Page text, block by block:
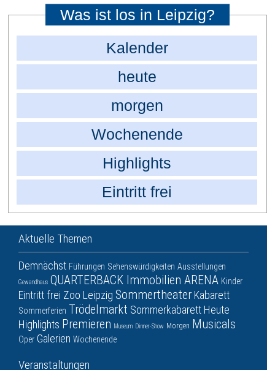
Was ist los in Leipzig?
Kalender
heute
morgen
Wochenende
Highlights
Eintritt frei
Aktuelle Themen
Demnächst Führungen Sehenswürdigkeiten Ausstellungen
Gewandhaus QUARTERBACK Immobilien ARENA Kinder
Eintritt frei Zoo Leipzig Sommertheater Kabarett
Sommerferien Trödelmarkt Sommerkabarett Heute
Highlights Premieren Museum Dinner-Show Morgen Musicals
Oper Galerien Wochenende
Veranstaltungen